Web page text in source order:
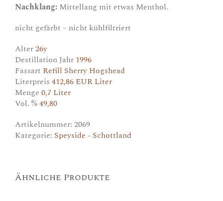
Nachklang: Mittellang mit etwas Menthol.
nicht gefärbt – nicht kühlfiltriert
Alter26y
Destillation Jahr 1996
Fassart Refill Sherry Hogshead
Literpreis 412,86 EUR Liter
Menge 0,7 Liter
Vol. %49,80
Artikelnummer: 2069
Kategorie: Speyside - Schottland
Ähnliche Produkte